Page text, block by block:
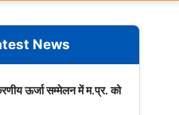
News
ऊर्जा सम्मेलन में म.प्र. को